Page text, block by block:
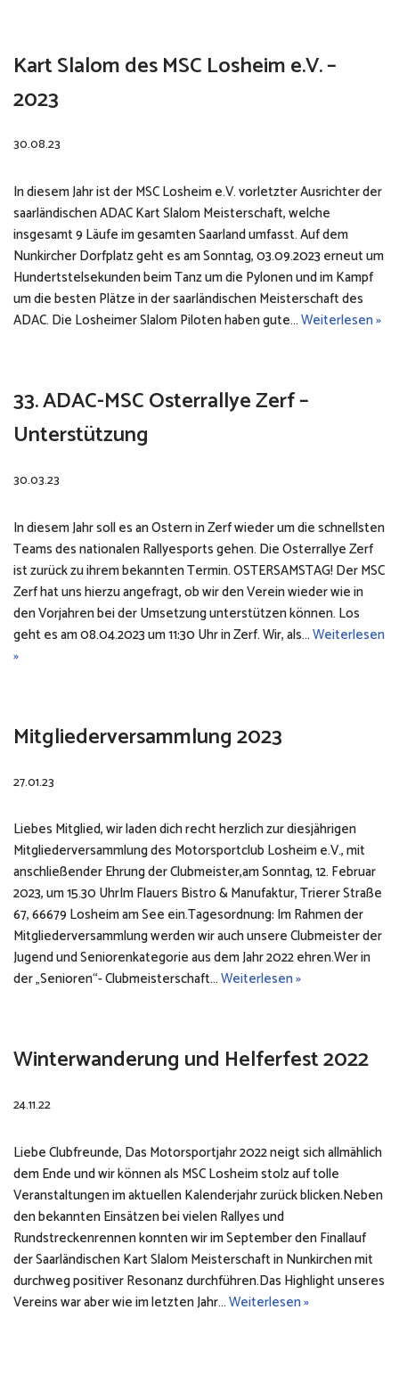
Kart Slalom des MSC Losheim e.V. –
2023
30.08.23
In diesem Jahr ist der MSC Losheim e.V. vorletzter Ausrichter der
saarländischen ADAC Kart Slalom Meisterschaft, welche
insgesamt 9 Läufe im gesamten Saarland umfasst. Auf dem
Nunkircher Dorfplatz geht es am Sonntag, 03.09.2023 erneut um
Hundertstelsekunden beim Tanz um die Pylonen und im Kampf
um die besten Plätze in der saarländischen Meisterschaft des
ADAC. Die Losheimer Slalom Piloten haben gute…Weiterlesen »
33. ADAC-MSC Osterrallye Zerf –
Unterstützung
30.03.23
In diesem Jahr soll es an Ostern in Zerf wieder um die schnellsten
Teams des nationalen Rallyesports gehen. Die Osterrallye Zerf
ist zurück zu ihrem bekannten Termin. OSTERSAMSTAG! Der MSC
Zerf hat uns hierzu angefragt, ob wir den Verein wieder wie in
den Vorjahren bei der Umsetzung unterstützen können. Los
geht es am 08.04.2023 um 11:30 Uhr in Zerf. Wir, als…Weiterlesen
»
Mitgliederversammlung 2023
27.01.23
Liebes Mitglied, wir laden dich recht herzlich zur diesjährigen
Mitgliederversammlung des Motorsportclub Losheim e.V., mit
anschließender Ehrung der Clubmeister,am Sonntag, 12. Februar
2023, um 15.30 UhrIm Flauers Bistro & Manufaktur, Trierer Straße
67, 66679 Losheim am See ein.Tagesordnung: Im Rahmen der
Mitgliederversammlung werden wir auch unsere Clubmeister der
Jugend und Seniorenkategorie aus dem Jahr 2022 ehren.Wer in
der „Senioren“- Clubmeisterschaft…Weiterlesen »
Winterwanderung und Helferfest 2022
24.11.22
Liebe Clubfreunde, Das Motorsportjahr 2022 neigt sich allmählich
dem Ende und wir können als MSC Losheim stolz auf tolle
Veranstaltungen im aktuellen Kalenderjahr zurück blicken.Neben
den bekannten Einsätzen bei vielen Rallyes und
Rundstreckenrennen konnten wir im September den Finallauf
der Saarländischen Kart Slalom Meisterschaft in Nunkirchen mit
durchweg positiver Resonanz durchführen.Das Highlight unseres
Vereins war aber wie im letzten Jahr…Weiterlesen »